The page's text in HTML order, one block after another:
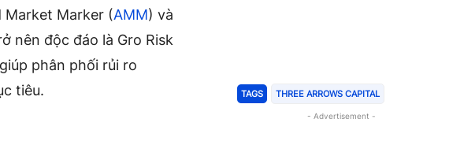
Marker (AMM) và
nên độc đáo là Gro Risk
phân phối rủi ro
tiêu.
TAGS THREE ARROWS CAPITAL
- Advertisement -